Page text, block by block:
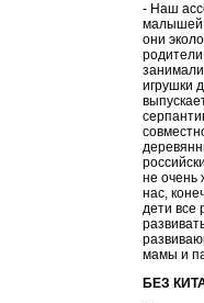
- Наш
малышей
они
игрушки
не очень
нас,
дети все
мамы и
БЕЗ